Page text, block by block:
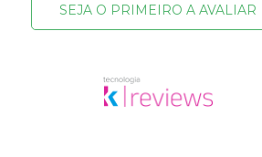
SEJA O PRIMEIRO A AVALIAR